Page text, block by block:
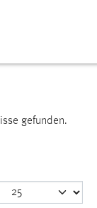
gefunden.
Funktion der